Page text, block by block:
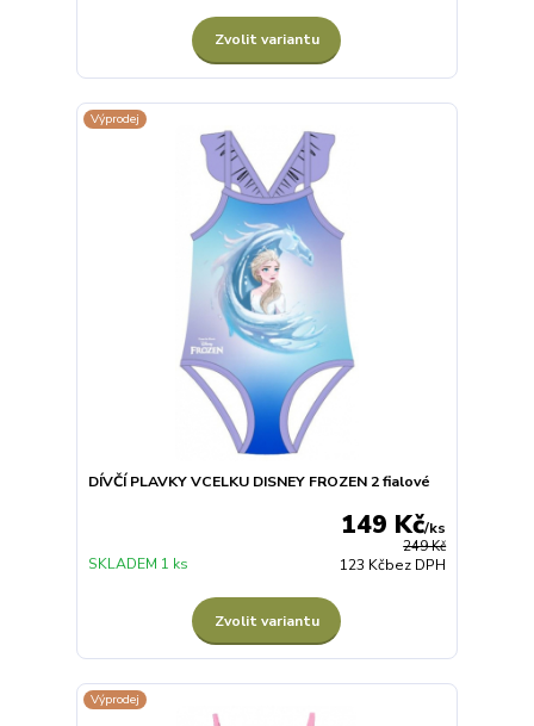
Zvolit variantu
Výprodej
DÍVČÍ PLAVKY VCELKU DISNEY FROZEN 2 fialové
249 Kč
149 Kč/ks
123 Kčbez DPH
SKLADEM 1 ks
Zvolit variantu
Výprodej